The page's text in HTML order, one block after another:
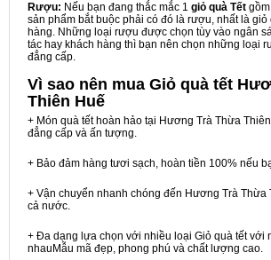
Rượu: Nếu bạn đang thắc mắc 1 giỏ quà Tết
sản phẩm bắt buộc phải có đó là rượu, nhất là giỏ
hàng. Những loại rượu được chọn tùy vào ngân
tác hay khách hàng thì bạn nên chọn những loại
đẳng cấp.
Vì sao nên mua Giỏ quà tết
Thiên Huế
+ Món quà tết hoàn hảo tại Hương Trà Thừa
đẳng cấp và ấn tượng.
+ Bảo đảm hàng tươi sạch, hoàn tiền 100% nếu
+ Vận chuyển nhanh chóng đến Hương Trà Thừa
cả nước.
+ Đa dạng lựa chọn với nhiều loại Giỏ quà tết với
nhauMẫu mã đẹp, phong phú và chất lượng cao.